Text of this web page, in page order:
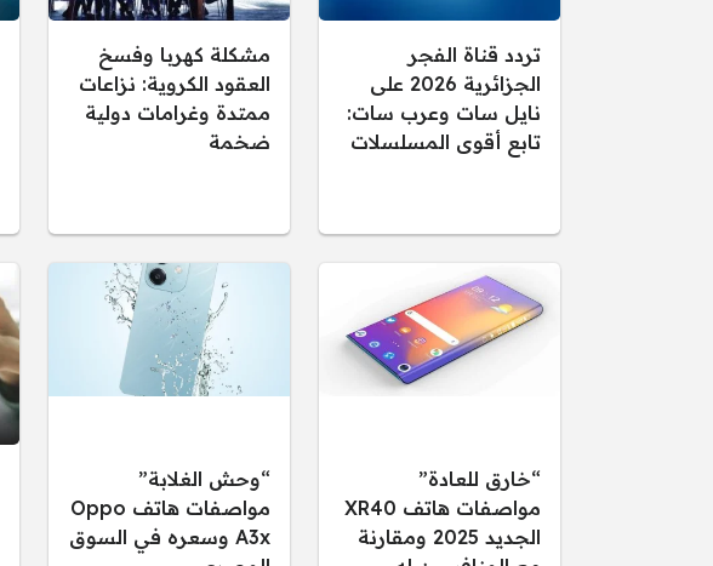
تردد قناة الفجر
الجزائرية 2026 على
نايل سات وعرب سات:
تابع أقوى المسلسلات
مشكلة كهربا وفسخ
العقود الكروية: نزاعات
ممتدة وغرامات دولية
ضخمة
“خارق للعادة”
مواصفات هاتف XR40
الجديد 2025 ومقارنة
“وحش الغلابة”
مواصفات هاتف Oppo
A3x وسعره في السوق